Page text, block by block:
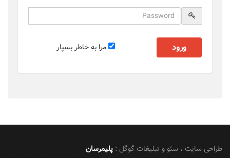
مرا به خاطر بسپار ورود
طراحی سایت ، سئو و تبلیغات گوگل : پلیمرسان